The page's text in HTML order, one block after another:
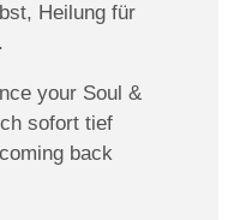
Heilung für
your Soul &
sofort tief
back